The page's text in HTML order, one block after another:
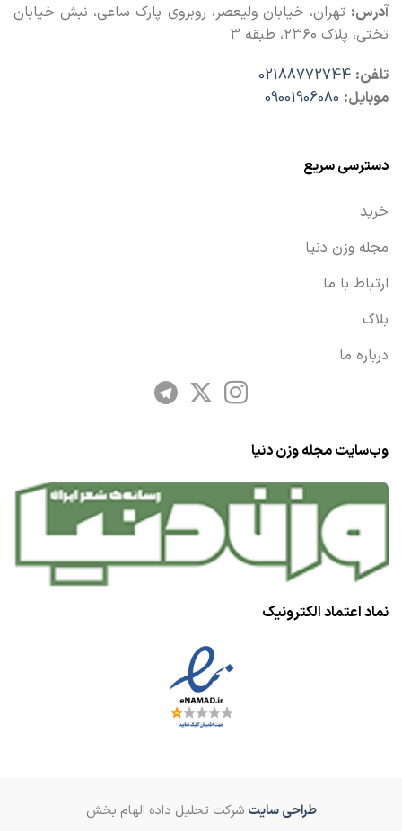
آدرس: تهران، خیابان ولیعصر، روبروی پارک ساعی، نبش خیابان
تختی، پلاک ۲۳۶۰، طبقه ۳
تلفن: 02188772744
موبایل: 09001906080
دسترسی سریع
خرید
مجله وزن دنیا
ارتباط با ما
بلاگ
درباره ما
وب‌سایت مجله وزن دنیا
نماد اعتماد الکترونیک
طراحی سایت شرکت تحلیل داده الهام بخش